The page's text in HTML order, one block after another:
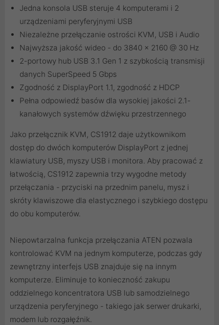
Jedna konsola USB steruje 4 komputerami i 2
urządzeniami peryferyjnymi USB
Niezależne przełączanie ostrości KVM, USB i Audio
Najwyższa jakość wideo - do 3840 x 2160 @ 30 Hz
2-portowy hub USB 3.1 Gen 1 z szybkością transmisji
danych SuperSpeed 5 Gbps
Zgodność z DisplayPort 1.1, zgodność z HDCP
Pełna odpowiedź basów dla wysokiej jakości 2.1-
kanałowych systemów dźwięku przestrzennego
Jako przełącznik KVM, CS1912 daje użytkownikom
dostęp do dwóch komputerów DisplayPort z jednej
klawiatury USB, myszy USB i monitora. Aby pracować z
łatwością, CS1912 zapewnia trzy wygodne metody
przełączania - przyciski na przednim panelu, mysz i
skróty klawiszowe dla elastycznego i szybkiego dostępu
do obu komputerów.
Niepowtarzalna funkcja przełączania ATEN pozwala
kontrolować KVM na jednym komputerze, podczas gdy
zewnętrzny interfejs USB znajduje się na innym
komputerze. Eliminuje to konieczność zakupu
oddzielnego koncentratora USB lub samodzielnego
urządzenia peryferyjnego - takiego jak serwer drukarki,
modem lub rozgałęźnik.